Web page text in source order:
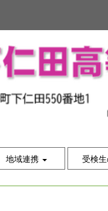
地域連携 受検